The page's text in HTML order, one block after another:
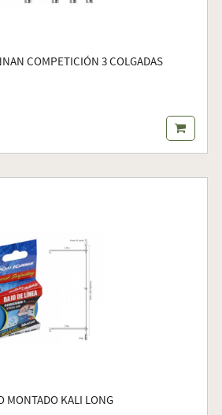
COMPETICIÓN 3 COLGADAS
MONTADO KALI LONG